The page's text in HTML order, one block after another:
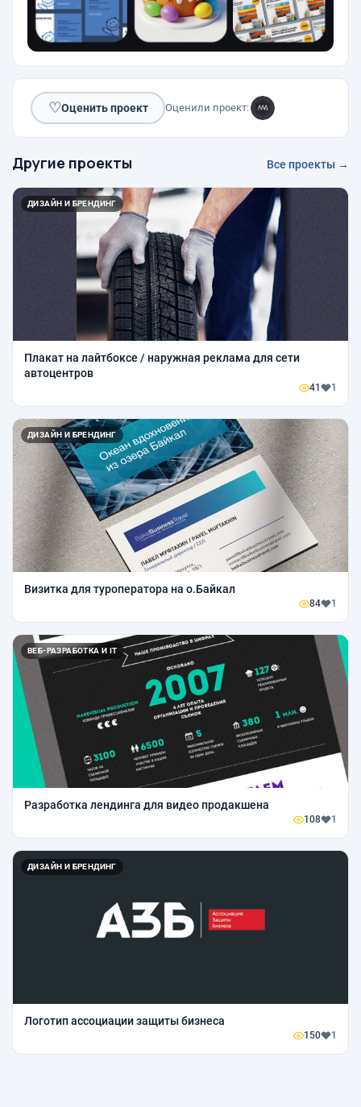
♡Оценить проект Оценили проект:
Другие проекты Все проекты →
ДИЗАЙН И БРЕНДИНГ
Плакат на лайтбоксе / наружная реклама для сети
автоцентров
41 1
ДИЗАЙН И БРЕНДИНГ
Визитка для туроператора на о.Байкал
84 1
ВЕБ-РАЗРАБОТКА И IT
Разработка лендинга для видео продакшена
108 1
ДИЗАЙН И БРЕНДИНГ
Логотип ассоциации защиты бизнеса
150 1